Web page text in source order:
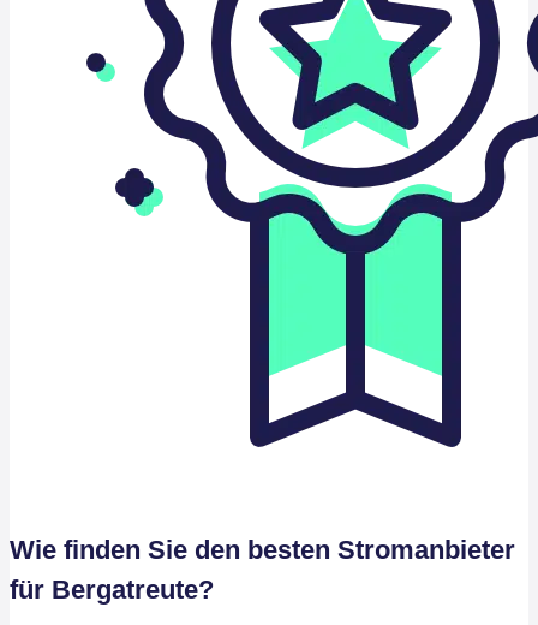
Wie finden Sie den besten Stromanbieter
für Bergatreute?